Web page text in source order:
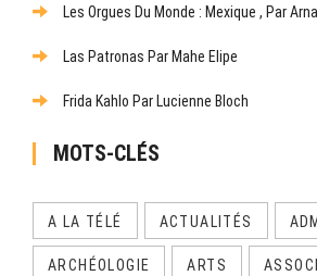
Les Orgues Du Monde : Mexique , Par
Las Patronas Par Mahe Elipe
Frida Kahlo Par Lucienne Bloch
MOTS-CLÉS
A LA TÉLÉ ACTUALITÉS
ARCHÉOLOGIE ARTS